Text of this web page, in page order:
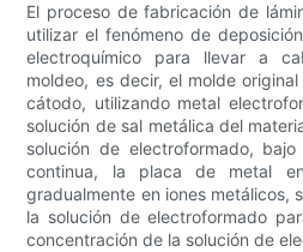
El proceso de fabricación de
utilizar el fenómeno de
electroquímico para llevar a
moldeo, es decir, el molde
cátodo, utilizando metal
solución de sal metálica del
solución de electroformado,
continua, la placa de metal
gradualmente en iones metálicos,
la solución de electroformado
concentración de la solución de